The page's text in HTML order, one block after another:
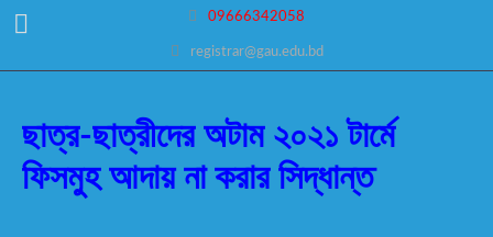
09666342058
registrar@gau.edu.bd
ছাত্র-ছাত্রীদের অটাম ২০২১ টার্মে
ফিসমুহ আদায় না করার সিদ্ধান্ত